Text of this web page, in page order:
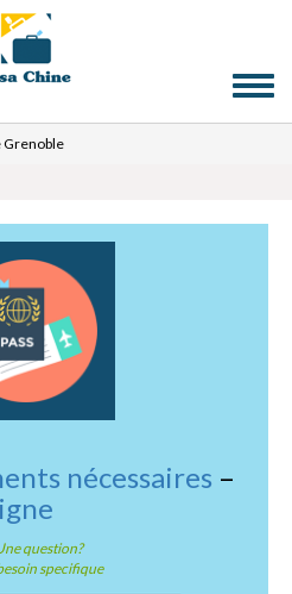
Grenoble
nécessaires –
question?
specifique